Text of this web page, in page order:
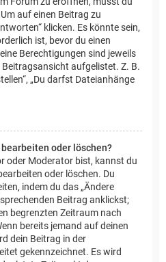
auf einen Beitrag zu
klicken. Es könnte sein,
ist, bevor du einen
Berechtigungen sind jeweils
Beitragsansicht aufgelistet. Z. B.
„Du darfst Dateianhänge
oder löschen?
oder Moderator bist, kannst du
oder löschen. Du
indem du das „Ändere
Beitrag anklickst;
begrenzten Zeitraum nach
bereits jemand auf deinen
dein Beitrag in der
gekennzeichnet. Es wird